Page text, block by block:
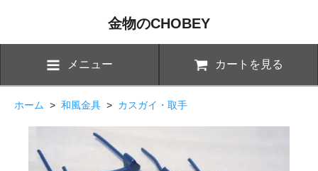
金物のCHOBEY
メニュー カートを見る
ホーム > 和風金具 > カスガイ・取手